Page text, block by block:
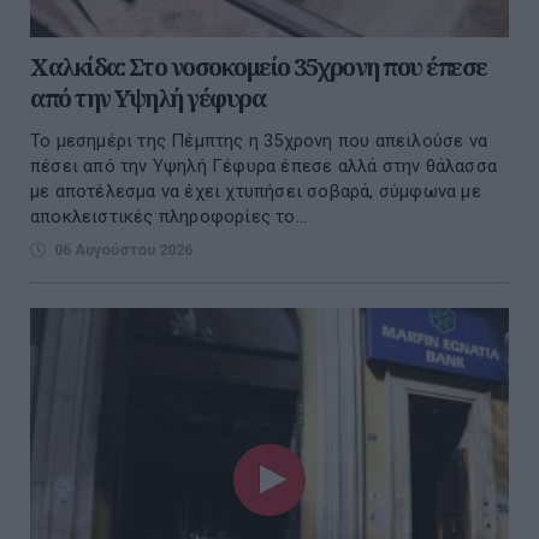
Χαλκίδα: Στο νοσοκομείο 35χρονη που έπεσε
από την Υψηλή γέφυρα
Το μεσημέρι της Πέμπτης η 35χρονη που απειλούσε να
πέσει από την Υψηλή Γέφυρα έπεσε αλλά στην θάλασσα
με αποτέλεσμα να έχει χτυπήσει σοβαρά, σύμφωνα με
αποκλειστικές πληροφορίες το...
06 Αυγούστου 2026